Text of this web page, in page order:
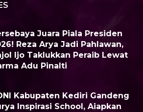
Juara Piala Presiden
Reza Arya Jadi Pahlawan,
Ijo Taklukkan Peraib Lewat
Adu Pinalti
Kabupaten Kediri Gandeng
Inspirasi School, Aiapkan